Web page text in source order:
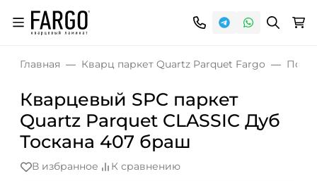
Главная Кварц паркет Quartz Parquet Fargo
Кварцевый SPC паркет
Quartz Parquet CLASSIC Дуб
Тоскана 407 браш
В избранное К сравнению